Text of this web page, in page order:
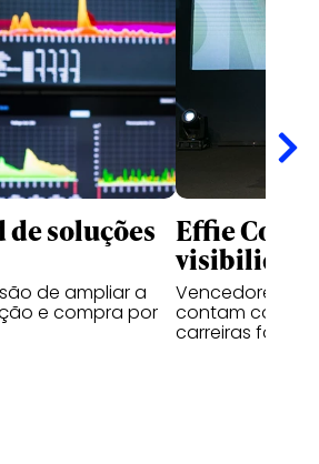
de soluções
de ampliar a
e compra por
Effie
Vencedores
contam como
carreiras fora